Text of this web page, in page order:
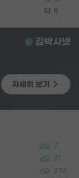
6
7
21
274